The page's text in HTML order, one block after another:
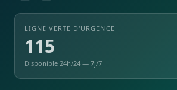
LIGNE VERTE D'URGENCE
115
Disponible 24h/24 — 7j/7